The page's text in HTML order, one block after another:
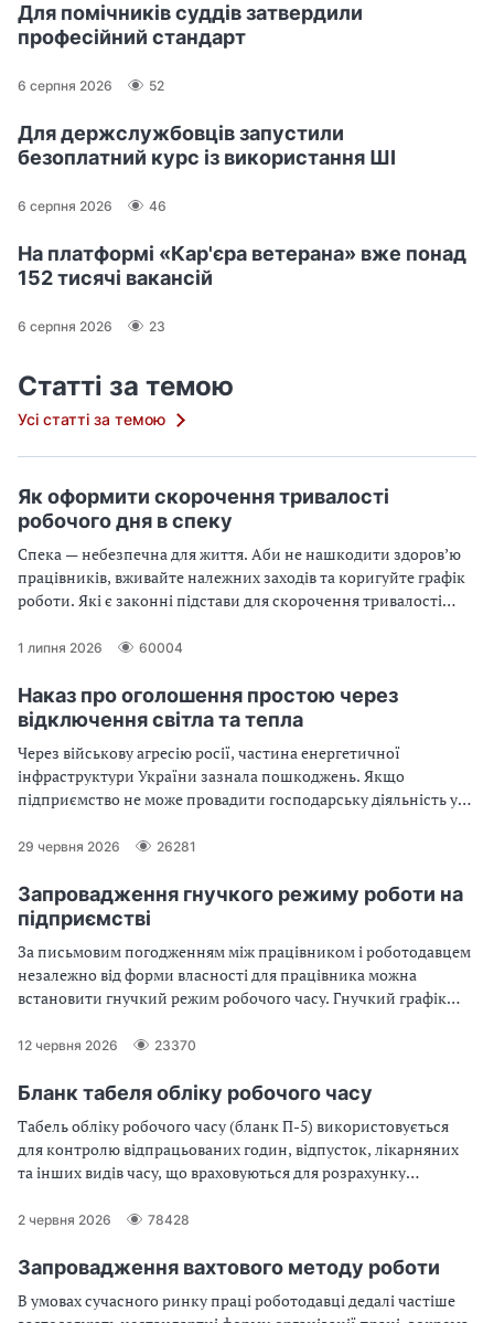
Для помічників суддів затвердили
професійний стандарт
6 серпня 2026 52
Для держслужбовців запустили
безоплатний курс із використання ШІ
6 серпня 2026 46
На платформі «Кар'єра ветерана» вже понад
152 тисячі вакансій
6 серпня 2026 23
Статті за темою
Усі статті за темою
Як оформити скорочення тривалості
робочого дня в спеку
Спека — небезпечна для життя. Аби не нашкодити здоров’ю
працівників, вживайте належних заходів та коригуйте графік
роботи. Які є законні підстави для скорочення тривалості
зразками документів — у статті
1 липня 2026 60004
Наказ про оголошення простою через
відключення світла та тепла
Через військову агресію росії, частина енергетичної
інфраструктури України зазнала пошкоджень. Якщо
підприємство не може провадити господарську діяльність у
теплопостачання, оформіть наказ про простій.
29 червня 2026 26281
Запровадження гнучкого режиму роботи на
підприємстві
За письмовим погодженням між працівником і роботодавцем
незалежно від форми власності для працівника можна
встановити гнучкий режим робочого часу. Гнучкий графік
(далі — КЗпП). Які особливості має гнучкий графік роботи під
12 червня 2026 23370
Бланк табеля обліку робочого часу
Табель обліку робочого часу (бланк П-5) використовується
для контролю відпрацьованих годин, відпусток, лікарняних
та інших видів часу, що враховуються для розрахунку
питання: як здійснюється облік робочого часу у військових,
заповнити бланк табеля обліку робочого часу?
2 червня 2026 78428
Запровадження вахтового методу роботи
В умовах сучасного ринку праці роботодавці дедалі частіше